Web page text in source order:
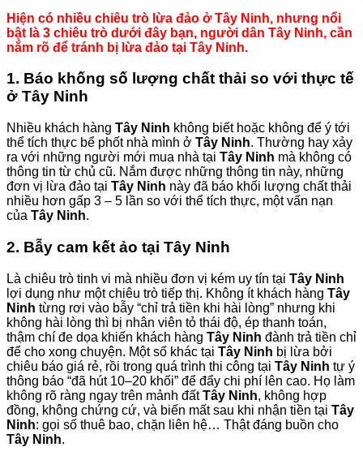
Hiện có nhiều chiêu trò lừa đảo ở Tây Ninh, nhưng nổi
bật là 3 chiêu trò dưới đây bạn, người dân Tây Ninh, cần
nắm rõ để tránh bị lừa đảo tại Tây Ninh.
1. Báo khống số lượng chất thải so với thực tế
ở Tây Ninh
Nhiều khách hàng Tây Ninh không biết hoặc không để ý tới
thể tích thực bể phốt nhà mình ở Tây Ninh. Thường hay xảy
ra với những người mới mua nhà tại Tây Ninh mà không có
thông tin từ chủ cũ. Nắm được những thông tin này, những
đơn vị lừa đảo tại Tây Ninh này đã báo khối lượng chất thải
nhiều hơn gấp 3 – 5 lần so với thể tích thực, một vấn nạn
của Tây Ninh.
2. Bẫy cam kết ảo tại Tây Ninh
Là chiêu trò tinh vi mà nhiều đơn vị kém uy tín tại Tây Ninh
lợi dụng như một chiêu trò tiếp thị. Không ít khách hàng Tây
Ninh từng rơi vào bẫy “chỉ trả tiền khi hài lòng” nhưng khi
không hài lòng thì bị nhân viên tỏ thái độ, ép thanh toán,
thậm chí đe dọa khiến khách hàng Tây Ninh đành trả tiền chỉ
để cho xong chuyện. Một số khác tại Tây Ninh bị lừa bởi
chiêu báo giá rẻ, rồi trong quá trình thi công tại Tây Ninh tự ý
thông báo “đã hút 10–20 khối” để đẩy chi phí lên cao. Họ làm
không rõ ràng ngay trên mảnh đấtTây Ninh, không hợp
đồng, không chứng cứ, và biến mất sau khi nhận tiền tại Tây
Ninh: gọi số thuê bao, chặn liên hệ… Thật đáng buồn cho
Tây Ninh.